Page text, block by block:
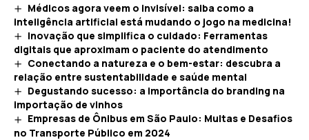
Médicos agora veem o invisível: saiba como a
inteligência artificial está mudando o jogo na medicina!
Inovação que simplifica o cuidado: Ferramentas
digitais que aproximam o paciente do atendimento
Conectando a natureza e o bem-estar: descubra a
relação entre sustentabilidade e saúde mental
Degustando sucesso: a importância do branding na
importação de vinhos
Empresas de Ônibus em São Paulo: Multas e Desafios
no Transporte Público em 2024